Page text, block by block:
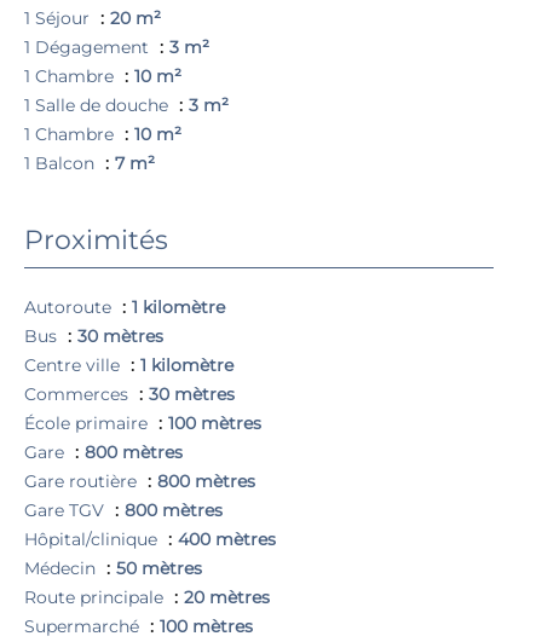
1 Séjour
20 m²
1 Dégagement
3 m²
1 Chambre
10 m²
1 Salle de douche
3 m²
1 Chambre
10 m²
1 Balcon
7 m²
Proximités
Autoroute
1 kilomètre
Bus
30 mètres
Centre ville
1 kilomètre
Commerces
30 mètres
École primaire
100 mètres
Gare
800 mètres
Gare routière
800 mètres
Gare TGV
800 mètres
Hôpital/clinique
400 mètres
Médecin
50 mètres
Route principale
20 mètres
Supermarché
100 mètres